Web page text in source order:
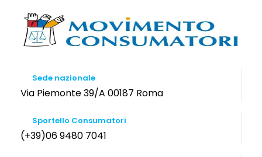
Sede nazionale
Via Piemonte 39/A 00187 Roma
Sportello Consumatori
(+39)06 9480 7041